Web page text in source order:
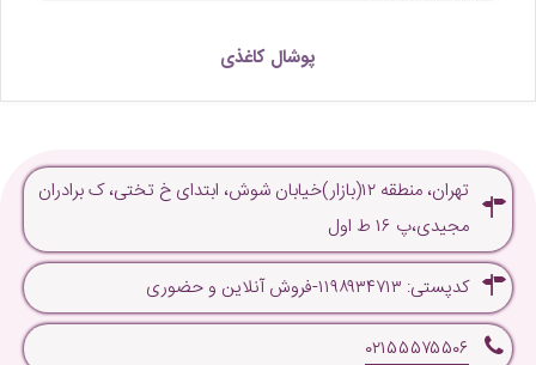
پوشال کاغذی
تهران، منطقه ۱۲(بازار)خیابان شوش، ابتدای خ تختی، ک برادران
مجیدی،پ ۱۶ ط اول
کدپستی: ۱۱۹۸۹۳۴۷۱۳-فروش آنلاین و حضوری
۰۲۱۵۵۵۷۵۵۰۶